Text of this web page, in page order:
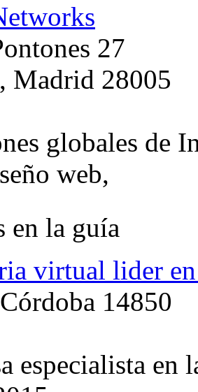
27
Madrid 28005
globales de
web,
en la guía
virtual lider
14850
especialista en